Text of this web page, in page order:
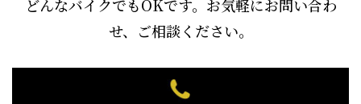
どんなバイクでもOKです。お気軽にお問い合わ
せ、ご相談ください。